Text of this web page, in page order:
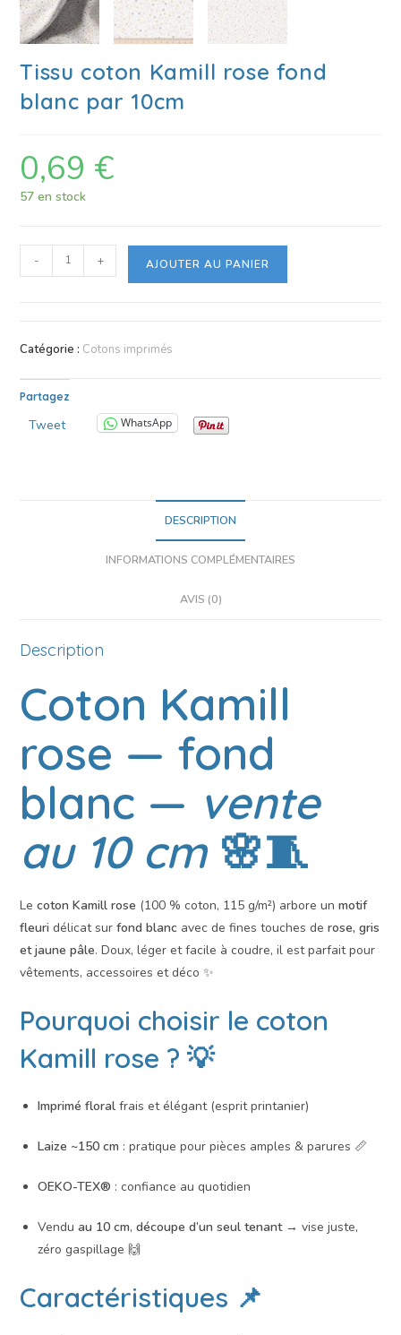
Tissu coton Kamill rose fond
blanc par 10cm
0,69 €
57 en stock
- + AJOUTER AU PANIER
Catégorie : Cotons imprimés
Partagez
Tweet WhatsApp
DESCRIPTION
INFORMATIONS COMPLÉMENTAIRES
AVIS (0)
Description
Coton Kamill
rose — fond
blanc — vente
au 10 cm🌸🧵
Lecoton Kamill rose (100 % coton, 115 g/m²) arbore unmotif
fleuri délicat surfond blanc avec de fines touches derose, gris
et jaune pâle. Doux, léger et facile à coudre, il est parfait pour
vêtements, accessoires et déco ✨
Pourquoi choisir le coton
Kamill rose ? 💡
Imprimé floral frais et élégant (esprit printanier)
Laize ~150 cm : pratique pour pièces amples & parures 📏
OEKO-TEX® : confiance au quotidien
Venduau 10 cm,découpe d’un seul tenant→ vise juste,
zéro gaspillage 🙌
Caractéristiques 📌